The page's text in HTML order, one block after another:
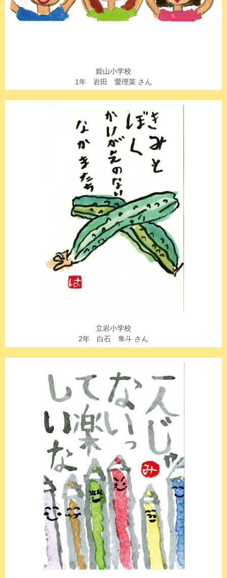
姫山小学校
1年 岩田 愛理菜 さん
立岩小学校
2年 白石 隼斗 さん